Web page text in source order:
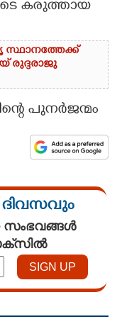
കരുത്തായ
രുദ്ദരാജു
പുനർജന്മം
ദിവസവും
സംഭവങ്ങൾ